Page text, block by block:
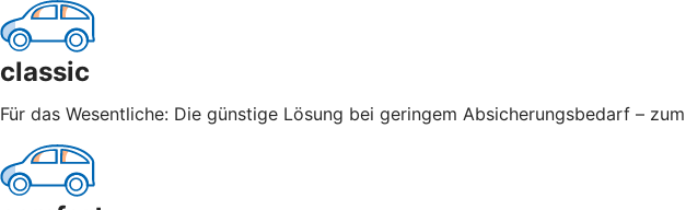
classic
Für das Wesentliche: Die günstige Lösung bei geringem Absicherungsbedarf –